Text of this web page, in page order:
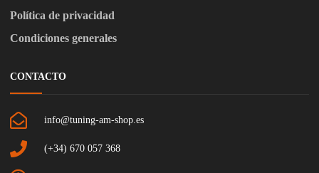
Política de privacidad
Condiciones generales
CONTACTO
info@tuning-am-shop.es
(+34) 670 057 368